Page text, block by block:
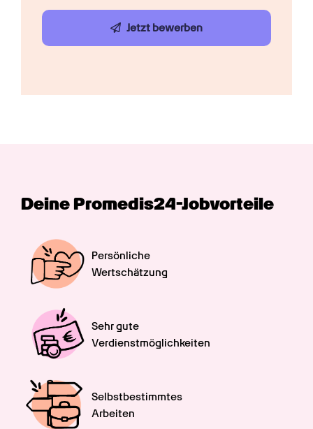
Jetzt bewerben
Deine Promedis24-Jobvorteile
Persönliche
Wertschätzung
Sehr gute
Verdienstmöglichkeiten
Selbstbestimmtes
Arbeiten